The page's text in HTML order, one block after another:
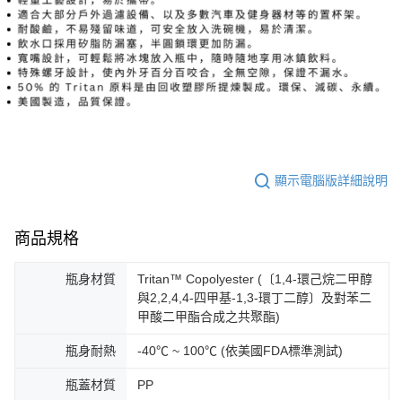
顯示電腦版詳細說明
商品規格
瓶身材質
Tritan™ Copolyester (〔1,4-環己烷二甲醇
與2,2,4,4-四甲基-1,3-環丁二醇〕及對苯二
甲酸二甲酯合成之共聚酯)
瓶身耐熱 -40℃ ~ 100℃ (依美國FDA標準測試)
瓶蓋材質 PP